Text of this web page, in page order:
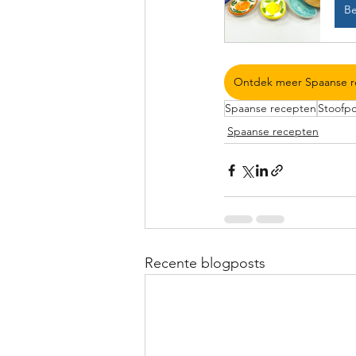
Ontdek meer Spaanse
Spaanse recepten
Spaanse recepten
Recente blogposts